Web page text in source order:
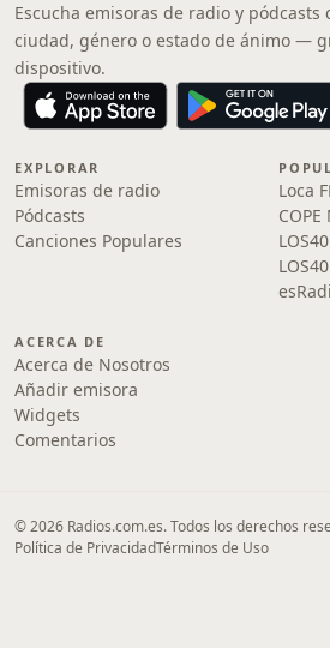
Escucha emisoras de radio y pódcasts
ciudad, género o estado de ánimo —
dispositivo.
EXPLORAR
Emisoras de radio
Pódcasts
Canciones Populares
Loca
LOS40
ACERCA DE
Acerca de Nosotros
Añadir emisora
Widgets
Comentarios
© 2026 Radios.com.es. Todos los derechos
Política de PrivacidadTérminos de Uso